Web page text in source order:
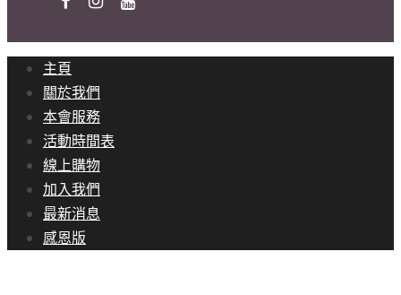
主頁
關於我們
本會服務
活動時間表
線上購物
加入我們
最新消息
感恩版